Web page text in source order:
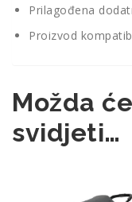
Prilagođena
Proizvod
Možda
svidjeti…